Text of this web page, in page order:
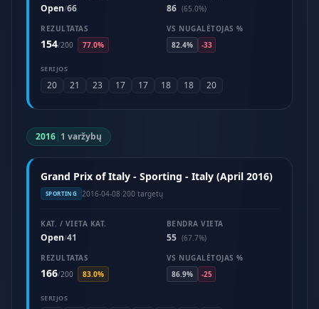
Open/66 86 (65.0%)
REZULTATAS
154/200 77.0%
VS NUGALĖTOJAS %
82.4%
-33
SERIJOS
20 21 23 17 17 18 18 20
2016| 1 varžybų
Grand Prix of Italy - Sporting - Italy (April 2016)
SPORTING 2016-04-08·200 targetų
KAT. / VIETA KAT.
Open/41
BENDRA VIETA
55 (67.7%)
REZULTATAS
166/200 83.0%
VS NUGALĖTOJAS %
86.9%
-25
SERIJOS